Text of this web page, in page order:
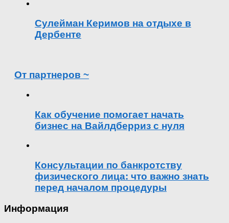
Сулейман Керимов на отдыхе в
Дербенте
От партнеров ~
Как обучение помогает начать
бизнес на Вайлдберриз с нуля
Консультации по банкротству
физического лица: что важно знать
перед началом процедуры
Информация